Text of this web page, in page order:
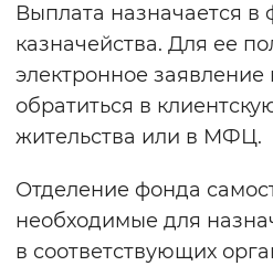
Включены
Воспроизвести
Выплата назначается в
казначейства. Для ее
электронное заявление
обратиться в
жительства или в МФЦ.
Отделение фонда
необходимые для
в соответствующих